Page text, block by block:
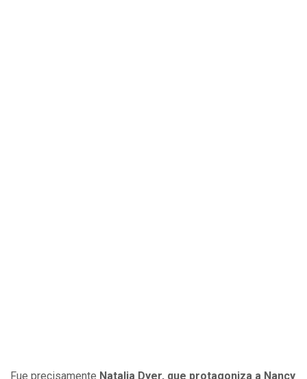
Fue precisamente Natalia Dyer, que protagoniza a Nancy